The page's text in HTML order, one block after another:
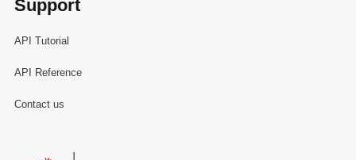
Support
API Tutorial
API Reference
Contact us